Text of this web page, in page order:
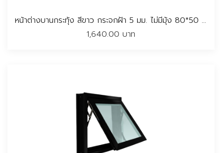
หน้าต่างบานกระทุ้ง สีขาว กระจกฝ้า 5 มม. ไม่มีมุ้ง 80*50 CM
1,640.00 บาท